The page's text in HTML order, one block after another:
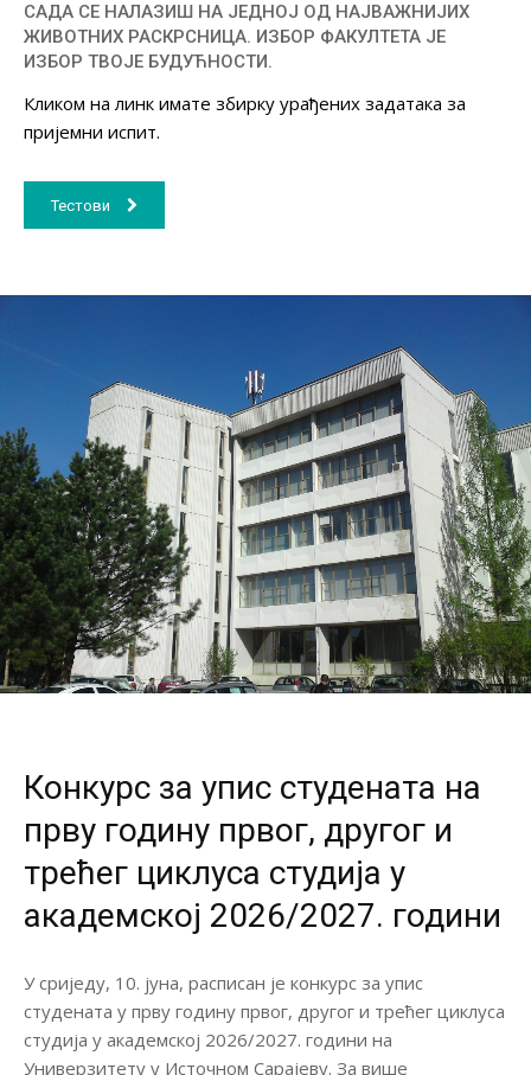
САДА СЕ НАЛАЗИШ НА ЈЕДНОЈ ОД НАЈВАЖНИЈИХ
ЖИВОТНИХ РАСКРСНИЦА. ИЗБОР ФАКУЛТЕТА ЈЕ
ИЗБОР ТВОЈЕ БУДУЋНОСТИ.
Кликом на линк имате збирку урађених задатака за
пријемни испит.
Тестови
Конкурс за упис студената на
прву годину првог, другог и
трећег циклуса студија у
академској 2026/2027. години
У сриједу, 10. јуна, расписан је конкурс за упис
студената у прву годину првог, другог и трећег циклуса
студија у академској 2026/2027. години на
Универзитету у Источном Сарајеву. За више